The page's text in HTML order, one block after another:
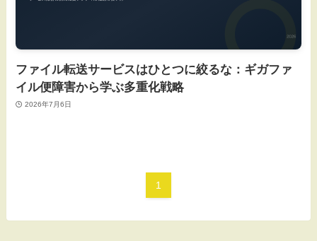
ファイル転送サービスはひとつに絞るな：ギガファ
イル便障害から学ぶ多重化戦略
2026年7月6日
1